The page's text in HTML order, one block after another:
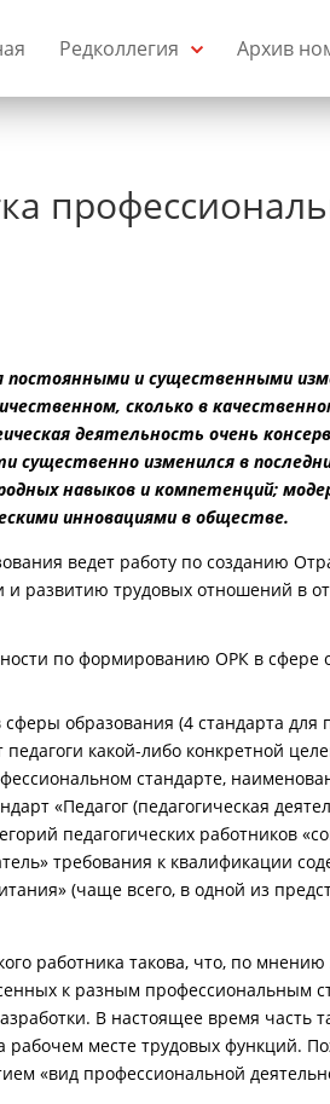
Редколлегия Архив
постоянными и существенными
сколько в
деятельность очень
изменился в
навыков и компетенций;
инновациями в обществе.
ведет работу по созданию
развитию трудовых отношений в
по формированию ОРК в сфере
образования (4 стандарта
какой-либо конкретной
стандарте,
«Педагог (педагогическая
педагогических работников
требования к квалификации
(чаще всего, в одной из
работника такова, что, по
к разным профессиональным
В настоящее время часть
рабочем месте трудовых функций.
«вид профессиональной